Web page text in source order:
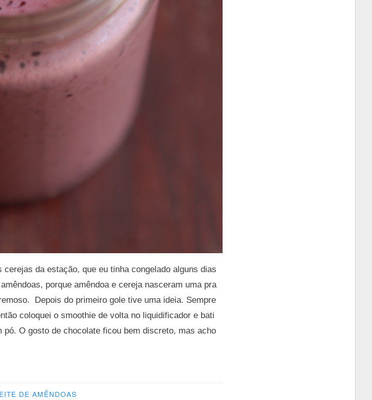
da estação, que eu tinha congelado alguns dias
porque amêndoa e cereja nasceram uma pra
Depois do primeiro gole tive uma ideia. Sempre
coloquei o smoothie de volta no liquidificador e bati
pó. O gosto de chocolate ficou bem discreto, mas acho
DE AMÊNDOAS